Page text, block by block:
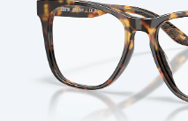
Precio: